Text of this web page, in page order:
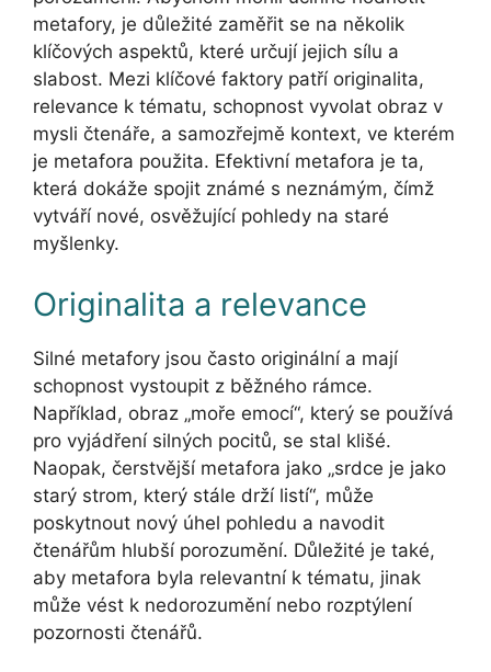
metafory, je důležité zaměřit se na několik
klíčových aspektů, které určují jejich sílu a
slabost. Mezi klíčové faktory patří originalita,
relevance k tématu, schopnost vyvolat obraz v
mysli čtenáře, a samozřejmě kontext, ve kterém
je metafora použita. Efektivní metafora je ta,
která dokáže spojit známé s neznámým, čímž
vytváří nové, osvěžující pohledy na staré
myšlenky.
Originalita a relevance
Silné metafory jsou často originální a mají
schopnost vystoupit z běžného rámce.
Například, obraz „moře emocí“, který se používá
pro vyjádření silných pocitů, se stal klišé.
Naopak, čerstvější metafora jako „srdce je jako
starý strom, který stále drží listí“, může
poskytnout nový úhel pohledu a navodit
čtenářům hlubší porozumění. Důležité je také,
aby metafora byla relevantní k tématu, jinak
může vést k nedorozumění nebo rozptýlení
pozornosti čtenářů.